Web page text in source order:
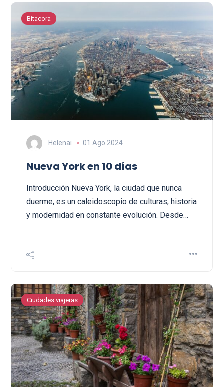
Bitacora
Helenai 01 Ago 2024
Nueva York en 10 días
Introducción Nueva York, la ciudad que nunca
duerme, es un caleidoscopio de culturas, historia
y modernidad en constante evolución. Desde…
Ciudades viajeras